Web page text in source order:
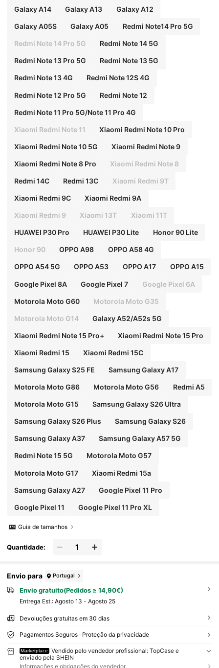
Galaxy A14 Galaxy A13 Galaxy A12
Galaxy A05S Galaxy A05 Redmi Note14 Pro 5G
Redmi Note 14 Pro 5G Redmi Note 14 5G
Redmi Note 13 Pro 5G Redmi Note 13 5G
Redmi Note 13 4G Redmi Note 12S 4G
Redmi Note 12 Pro 5G Redmi Note 12
Redmi Note 11 Pro 5G/Note 11 Pro 4G
Xiaomi Redmi Note 11 Xiaomi Redmi Note 10 Pro
Xiaomi Redmi Note 10 5G Xiaomi Redmi Note 9
Xiaomi Redmi Note 8 Pro Xiaomi Redmi Note 8
Redmi 14C Redmi 13C Xiaomi Redmi 9T
Xiaomi Redmi 9C Xiaomi Redmi 9A
Xiaomi Redmi 9 Xiaomi 13T Xiaomi 11T
HUAWEI P30 Pro HUAWEI P30 Lite Honor 90 Lite
Honor 90 OPPO A98 OPPO A58 4G
OPPO A54 5G OPPO A53 OPPO A17 OPPO A15
Google Pixel 8A Google Pixel 7 Google Pixel 6A
Motorola Moto G60 Motorola Moto G35
Motorola Moto G14 Galaxy A52/A52s 5G
Xiaomi Redmi Note 15 Pro+ Xiaomi Redmi Note 15 Pro
Xiaomi Redmi 15 Xiaomi Redmi 15C
Samsung Galaxy S25 FE Samsung Galaxy A17
Motorola Moto G86 Motorola Moto G56 Redmi A5
Motorola Moto G15 Samsung Galaxy S26 Ultra
Samsung Galaxy S26 Plus Samsung Galaxy S26
Samsung Galaxy A37 Samsung Galaxy A57 5G
Redmi Note 15 5G Motorola Moto G57
Motorola Moto G17 Xiaomi Redmi 15a
Samsung Galaxy A27 Google Pixel 11 Pro
Google Pixel 11 Google Pixel 11 Pro XL
Guia de tamanhos
Quantidade:
Envio para Portugal
Envio gratuito(Pedidos ≥ 14,90€)
Entrega Est.: Agosto 13 - Agosto 25
Devoluções gratuitas em 30 dias
Pagamentos Seguros · Proteção da privacidade
Marketplace
Vendido pelo vendedor profissional: TopCase e
enviado pela SHEIN
Informações e obrigações do vendedor